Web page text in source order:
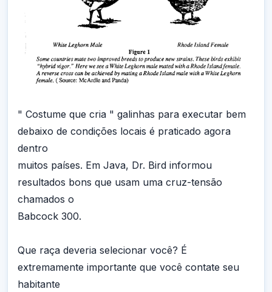
" Costume que cria " galinhas para executar bem
debaixo de condições locais é praticado agora
dentro
muitos países. Em Java, Dr. Bird informou
resultados bons que usam uma cruz-tensão
chamados o
Babcock 300.
Que raça deveria selecionar você? É
extremamente importante que você contate seu
habitante